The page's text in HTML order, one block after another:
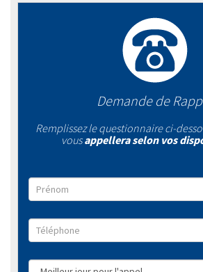
Demande de
Remplissez le questionnaire ci-
vousappellera selon vos